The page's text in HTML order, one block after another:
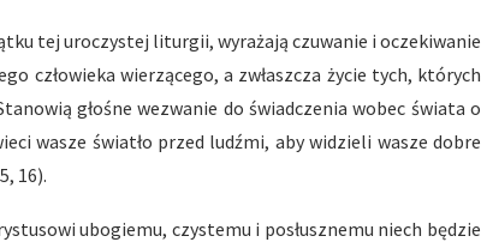
tej uroczystej liturgii, wyrażają czuwanie i oczekiwanie
człowieka wierzącego, a zwłaszcza życie tych, których
głośne wezwanie do świadczenia wobec świata o
wasze światło przed ludźmi, aby widzieli wasze dobre
16).
ubogiemu, czystemu i posłusznemu niech będzie